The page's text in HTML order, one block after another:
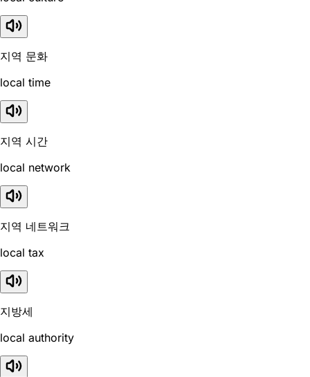
지역 문화
local time
지역 시간
local network
지역 네트워크
local tax
지방세
local authority